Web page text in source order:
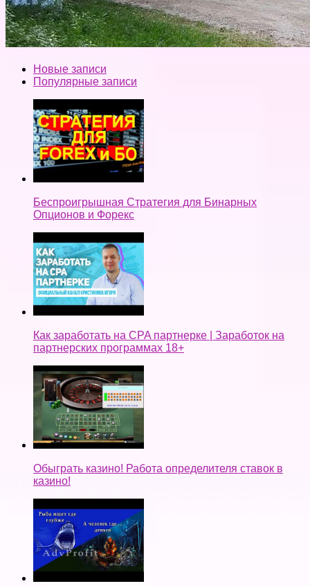
Новые записи
Популярные записи
Беспроигрышная Стратегия для Бинарных
Опционов и Форекс
Как заработать на CPA партнерке | Заработок на
партнерских программах 18+
Обыграть казино! Работа определителя ставок в
казино!